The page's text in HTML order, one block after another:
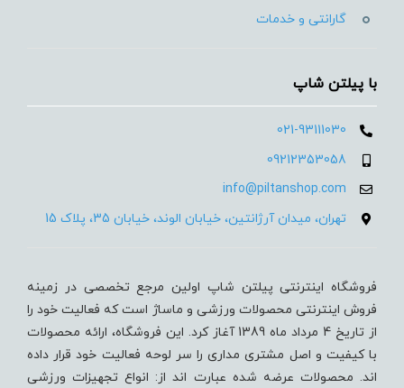
گارانتی و خدمات
با پیلتن شاپ
021-93111030
09212353058
info@piltanshop.com
تهران، میدان آرژانتین، خیابان الوند، خیابان 35، پلاک 15
فروشگاه اینترنتی پیلتن شاپ اولین مرجع تخصصی در زمینه
فروش اینترنتی محصولات ورزشی و ماساژ است که فعالیت خود را
از تاریخ 4 مرداد ماه 1389 آغاز کرد. این فروشگاه، ارائه محصولات
با کیفیت و اصل مشتری مداری را سر لوحه فعالیت خود قرار داده
اند. محصولات عرضه شده عبارت اند از: انواع تجهیزات ورزشی